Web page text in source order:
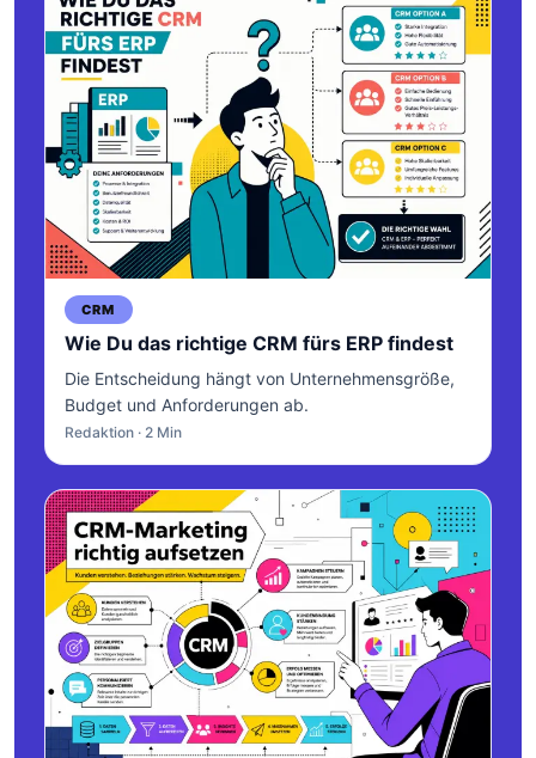
CRM
Wie Du das richtige CRM fürs ERP findest
Die Entscheidung hängt von Unternehmensgröße,
Budget und Anforderungen ab.
Redaktion · 2 Min